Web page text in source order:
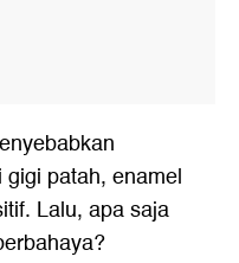
patah, enamel
Lalu, apa saja